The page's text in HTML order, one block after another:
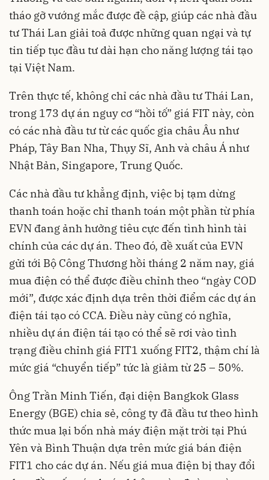
tháo gỡ vướng mắc được đề cập, giúp các nhà đầu
tư Thái Lan giải toả được những quan ngại và tự
tin tiếp tục đầu tư dài hạn cho năng lượng tái tạo
tại Việt Nam.
Trên thực tế, không chỉ các nhà đầu tư Thái Lan,
trong 173 dự án nguy cơ “hồi tố” giá FIT này, còn
có các nhà đầu tư từ các quốc gia châu Âu như
Pháp, Tây Ban Nha, Thụy Sĩ, Anh và châu Á như
Nhật Bản, Singapore, Trung Quốc.
Các nhà đầu tư khẳng định, việc bị tạm dừng
thanh toán hoặc chỉ thanh toán một phần từ phía
EVN đang ảnh hưởng tiêu cực đến tình hình tài
chính của các dự án. Theo đó, đề xuất của EVN
gửi tới Bộ Công Thương hồi tháng 2 năm nay, giá
mua điện có thể được điều chỉnh theo “ngày COD
mới”, được xác định dựa trên thời điểm các dự án
điện tái tạo có CCA. Điều này cũng có nghĩa,
nhiều dự án điện tái tạo có thể sẽ rơi vào tình
trạng điều chỉnh giá FIT1 xuống FIT2, thậm chí là
mức giá “chuyển tiếp” tức là giảm từ 25 – 50%.
Ông Trần Minh Tiến, đại diện Bangkok Glass
Energy (BGE) chia sẻ, công ty đã đầu tư theo hình
thức mua lại bốn nhà máy điện mặt trời tại Phú
Yên và Bình Thuận dựa trên mức giá bán điện
FIT1 cho các dự án. Nếu giá mua điện bị thay đổi